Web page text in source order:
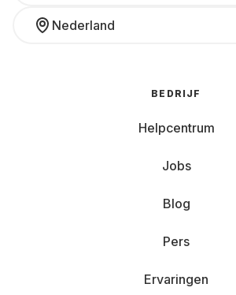
Nederland
BEDRIJF
Helpcentrum
Jobs
Blog
Pers
Ervaringen